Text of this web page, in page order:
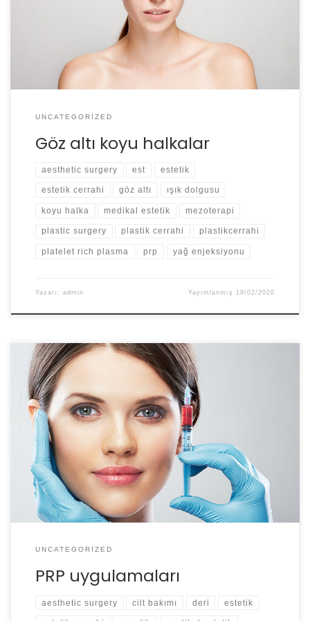
bu sorun için son dönemlerde farklı çözüm seçenekleri
kullanılmaya başladı. Bunlardan en sık kullanılanları göz
altı ışık dolgusu ve nano yağ grefti uygulamalarıdır.
UNCATEGORIZED
Göz altı koyu halkalar
aesthetic surgery est estetik
estetik cerrahi göz altı ışık dolgusu
koyu halka medikal estetik mezoterapi
plastic surgery plastik cerrahi plastikcerrahi
platelet rich plasma prp yağ enjeksiyonu
Yazarı: admin Yayımlanmış 19/02/2020
PRP uygulaması ile deri altına verilen trombositler,
bölgede bir iyileşme süreci tetiklemekte ve bölgesel cilt
kalitesinde artma, ince kırışıklıklarda azalma benzeri
etkiler sağlanmaktadır.
UNCATEGORIZED
PRP uygulamaları
aesthetic surgery cilt bakımı deri estetik